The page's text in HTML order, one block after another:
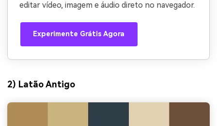
editar vídeo, imagem e áudio direto no navegador.
Experimente Grátis Agora
2) Latão Antigo